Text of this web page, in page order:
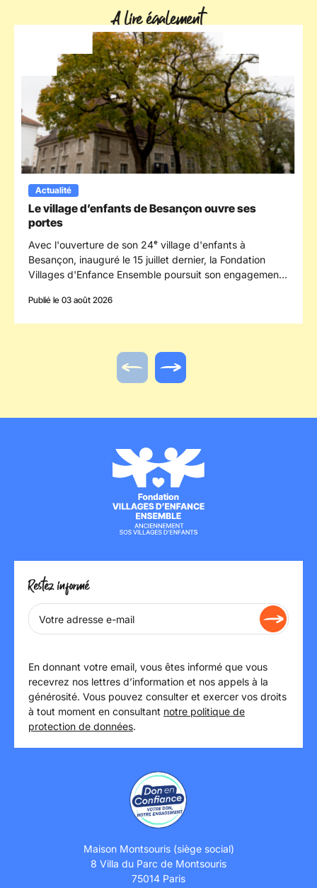
A lire également
Actualité
Le village d’enfants de Besançon ouvre ses
portes
Avec l'ouverture de son 24ᵉ village d'enfants à
Besançon, inauguré le 15 juillet dernier, la Fondation
Villages d'Enfance Ensemble poursuit son engagement
l'enfance en s'implantant dans le département du
Publié le 03 août 2026
Actualité précédente
Actualité suivante
Restez informé
En donnant votre email, vous êtes informé que vous
recevrez nos lettres d’information et nos appels à la
générosité. Vous pouvez consulter et exercer vos droits
à tout moment en consultant notre politique de
protection de données.
Maison Montsouris (siège social)
8 Villa du Parc de Montsouris
75014 Paris